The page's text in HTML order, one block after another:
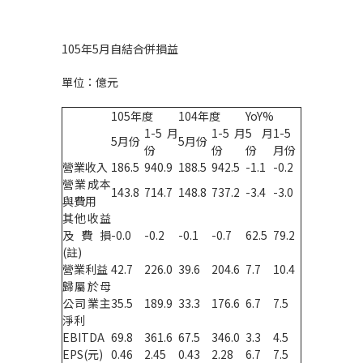
105年5月自結合併損益
單位：億元
105年度 104年度
YoY%
5月份 1-5月
份
5月份 1-5月
份
5月
份
1-5
月份
營業收入 186.5 940.9 188.5 942.5 -1.1 -0.2
營業成本
與費用
143.8 714.7 148.8 737.2 -3.4 -3.0
其他收益
及費損
(註)
-0.0 -0.2 -0.1 -0.7 62.5 79.2
營業利益 42.7 226.0 39.6 204.6 7.7
10.4
歸屬於母
公司業主
淨利
35.5 189.9 33.3 176.6 6.7 7.5
EBITDA 69.8 361.6 67.5 346.0 3.3
4.5
EPS(元) 0.46 2.45 0.43 2.28 6.7 7.5